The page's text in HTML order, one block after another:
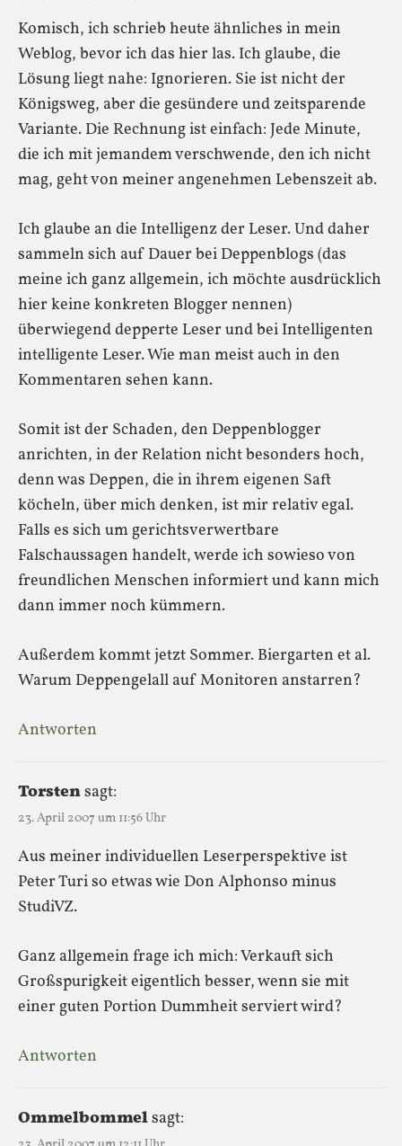
Komisch, ich schrieb heute ähnliches in mein
Weblog, bevor ich das hier las. Ich glaube, die
Lösung liegt nahe: Ignorieren. Sie ist nicht der
Königsweg, aber die gesündere und zeitsparende
Variante. Die Rechnung ist einfach: Jede Minute,
die ich mit jemandem verschwende, den ich nicht
mag, geht von meiner angenehmen Lebenszeit ab.
Ich glaube an die Intelligenz der Leser. Und daher
sammeln sich auf Dauer bei Deppenblogs (das
meine ich ganz allgemein, ich möchte ausdrücklich
hier keine konkreten Blogger nennen)
überwiegend depperte Leser und bei Intelligenten
intelligente Leser. Wie man meist auch in den
Kommentaren sehen kann.
Somit ist der Schaden, den Deppenblogger
anrichten, in der Relation nicht besonders hoch,
denn was Deppen, die in ihrem eigenen Saft
köcheln, über mich denken, ist mir relativ egal.
Falls es sich um gerichtsverwertbare
Falschaussagen handelt, werde ich sowieso von
freundlichen Menschen informiert und kann mich
dann immer noch kümmern.
Außerdem kommt jetzt Sommer. Biergarten et al.
Warum Deppengelall auf Monitoren anstarren?
Antworten
Torstensagt:
23. April 2007 um 11:56 Uhr
Aus meiner individuellen Leserperspektive ist
Peter Turi so etwas wie Don Alphonso minus
StudiVZ.
Ganz allgemein frage ich mich: Verkauft sich
Großspurigkeit eigentlich besser, wenn sie mit
einer guten Portion Dummheit serviert wird?
Antworten
Ommelbommelsagt: